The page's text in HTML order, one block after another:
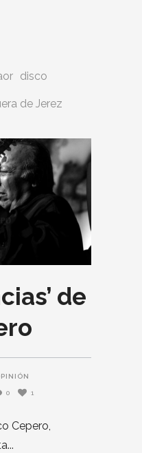
disco
de Jerez
de
0 1
Cepero,